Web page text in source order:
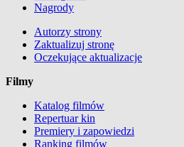
Nagrody
Autorzy strony
Zaktualizuj stronę
Oczekujące aktualizacje
Filmy
Katalog filmów
Repertuar kin
Premiery i zapowiedzi
Ranking filmów